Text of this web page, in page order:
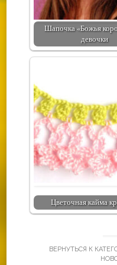
Шапочка «Божья
девочки
Цветочная кайма
ВЕРНУТЬСЯ К